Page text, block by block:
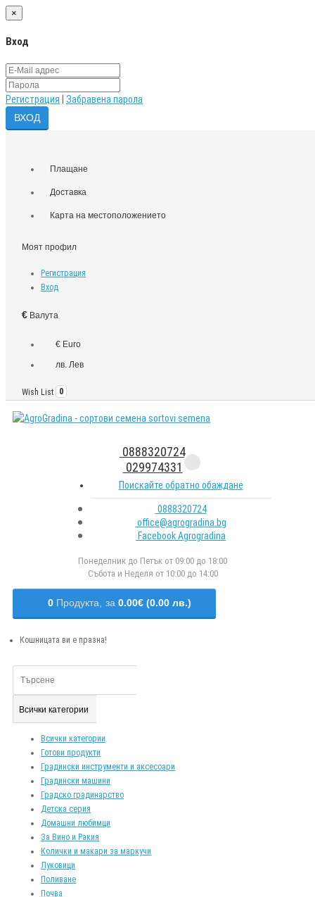
×
Вход
Регистрация Забравена парола
Плащане
Доставка
Карта на местоположението
Моят профил
Регистрация
Вход
€ Валута
€ Euro
лв. Лев
Wish List 0
0888320724
029974331
Поискайте обратно обаждане
0888320724
office@agrogradina.bg
Facebook Agrogradina
Понеделник до Петък от 09:00 до 18:00
Събота и Неделя от 10:00 до 14:00
0 Продукта, за 0.00€ (0.00 лв.)
Кошницата ви е празна!
Всички категории
Всички категории
Готови продукти
Градински инструменти и аксесоари
Градински машини
Градско градинарство
Детска серия
Домашни любимци
За Вино и Ракия
Колички и макари за маркучи
Луковици
Поливане
Почва